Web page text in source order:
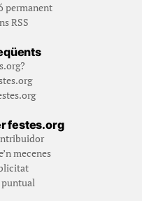
permanent
RSS
festes.org
mecenes
puntual